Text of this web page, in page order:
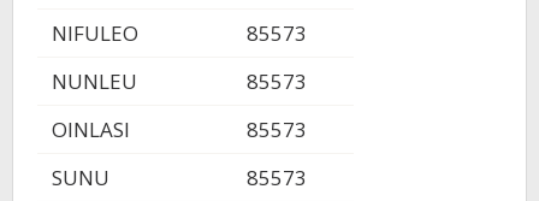
NIFULEO
85573
NUNLEU
85573
OINLASI
85573
SUNU
85573